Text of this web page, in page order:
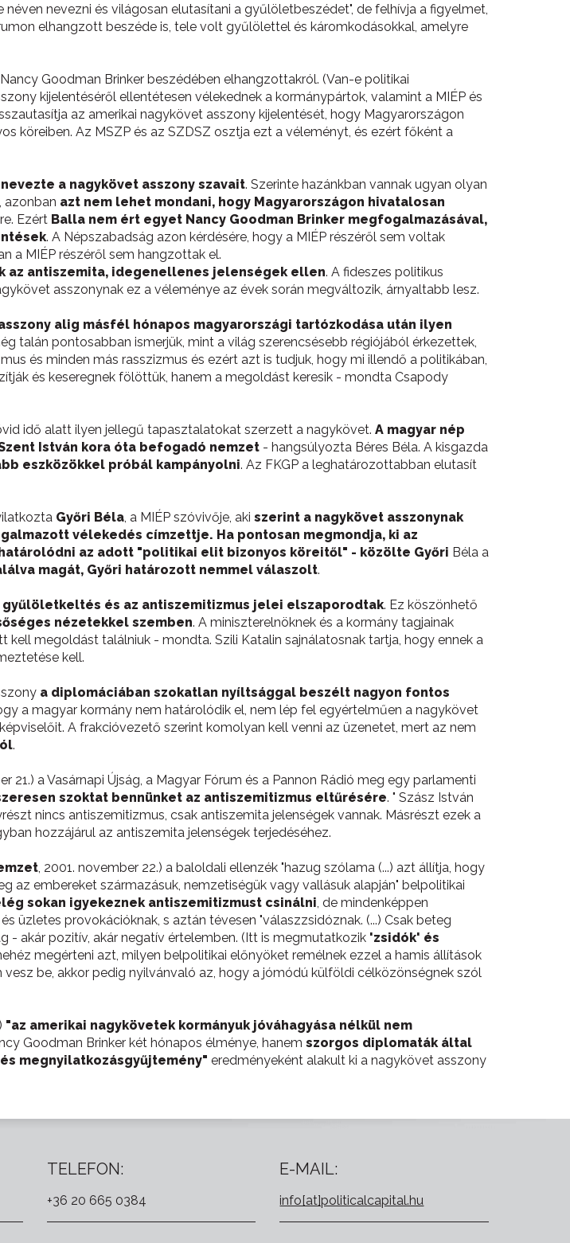
nevezni és világosan elutasítani a gyűlöletbeszédet", de felhívja a figyelmet,
elhangzott beszéde is, tele volt gyűlölettel és káromkodásokkal, amelyre
Goodman Brinker beszédében elhangzottakról. (Van-e politikai
kijelentéséről ellentétesen vélekednek a kormánypártok, valamint a MIÉP és
az amerikai nagykövet asszony kijelentését, hogy Magyarországon
köreiben. Az MSZP és az SZDSZ osztja ezt a véleményt, és ezért főként a
a nagykövet asszony szavait. Szerinte hazánkban vannak ugyan olyan
azonban azt nem lehet mondani, hogy Magyarországon hivatalosan
Ezért Balla nem ért egyet Nancy Goodman Brinker megfogalmazásával,
. A Népszabadság azon kérdésére, hogy a MIÉP részéről sem voltak
a MIÉP részéről sem hangzottak el.
antiszemita, idegenellenes jelenségek ellen. A fideszes politikus
asszonynak ez a véleménye az évek során megváltozik, árnyaltabb lesz.
alig másfél hónapos magyarországi tartózkodása után ilyen
talán pontosabban ismerjük, mint a világ szerencsésebb régiójából érkezettek,
és minden más rasszizmus és ezért azt is tudjuk, hogy mi illendő a politikában,
és keseregnek fölöttük, hanem a megoldást keresik - mondta Csapody
idő alatt ilyen jellegű tapasztalatokat szerzett a nagykövet. A magyar nép
István kora óta befogadó nemzet - hangsúlyozta Béres Béla. A kisgazda
eszközökkel próbál kampányolni. Az FKGP a leghatározottabban elutasít
Győri Béla, a MIÉP szóvivője, aki szerint a nagykövet asszonynak
vélekedés címzettje. Ha pontosan megmondja, ki az
az adott "politikai elit bizonyos köreitől" - közölte Győri Béla a
magát, Győri határozott nemmel válaszolt.
gyűlöletkeltés és az antiszemitizmus jelei elszaporodtak. Ez köszönhető
nézetekkel szemben. A miniszterelnöknek és a kormány tagjainak
kell megoldást találniuk - mondta. Szili Katalin sajnálatosnak tartja, hogy ennek a
kell.
a diplomáciában szokatlan nyíltsággal beszélt nagyon fontos
a magyar kormány nem határolódik el, nem lép fel egyértelműen a nagykövet
A frakcióvezető szerint komolyan kell venni az üzenetet, mert az nem
.
21.) a Vasárnapi Újság, a Magyar Fórum és a Pannon Rádió meg egy parlamenti
szoktat bennünket az antiszemitizmus eltűrésére. " Szász István
nincs antiszemitizmus, csak antiszemita jelenségek vannak. Másrészt ezek a
hozzájárul az antiszemita jelenségek terjedéséhez.
, 2001. november 22.) a baloldali ellenzék "hazug szólama (...) azt állítja, hogy
embereket származásuk, nemzetiségük vagy vallásuk alapján" belpolitikai
sokan igyekeznek antiszemitizmust csinálni, de mindenképpen
üzletes provokációknak, s aztán tévesen "válaszzsidóznak. (...) Csak beteg
akár pozitív, akár negatív értelemben. (Itt is megmutatkozik 'zsidók' és
megérteni azt, milyen belpolitikai előnyöket remélnek ezzel a hamis állítások
be, akkor pedig nyilvánvaló az, hogy a jómódú külföldi célközönségnek szól
"az amerikai nagykövetek kormányuk jóváhagyása nélkül nem
Goodman Brinker két hónapos élménye, hanem szorgos diplomaták által
megnyilatkozásgyűjtemény" eredményeként alakult ki a nagykövet asszony
TELEFON:
+36 20 665 0384
E-MAIL:
info[at]politicalcapital.hu